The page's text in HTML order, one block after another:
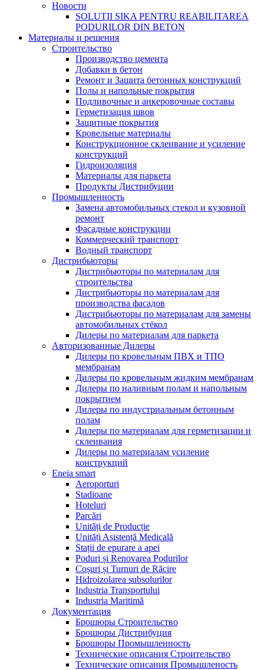
Новости
SOLUTII SIKA PENTRU REABILITAREA
PODURILOR DIN BETON
Материалы и решения
Cтроительство
Производство цемента
Добавки в бетон
Ремонт и Защита бетонных конструкций
Полы и напольные покрытия
Подливочные и анкеровочные составы
Герметизация швов
Защитные покрытия
Кровельные материалы
Конструкционное склеивание и усиление
конструкций
Гидроизоляция
Материалы для паркета
Продукты Дистрибуции
Промышленность
Замена автомобильных стекол и кузовной
ремонт
Фасадные конструкции
Коммерческий транспорт
Водный транспорт
Дистрибьюторы
Дистрибьюторы по материалам для
строительства
Дистрибьюторы по материалам для
производcтва фасадов
Дистрибьюторы по материалам для замены
автомобильных стёкол
Дилеры по материалам для паркета
Aвторизованные Дилеры
Дилеры по кровельным ПВХ и ТПО
мембранам
Дилеры по кровельным жидким мембранам
Дилеры по наливным полам и напольным
покрытием
Дилеры по индустриальным бетонным
полам
Дилеры по материалам для герметизации и
склеивания
Дилеры по материалам усиление
конструкций
Eneia smart
Aeroporturi
Stadioane
Hoteluri
Parcări
Unități de Producție
Unități Asistență Medicală
Stații de epurare a apei
Poduri și Renovarea Podurilor
Coșuri și Turnuri de Răcire
Hidroizolarea subsolurilor
Industria Transportului
Industria Maritimă
Документация
Брошюры Строительство
Брошюры Дистрибуция
Брошюры Промышленность
Технические описания Строительство
Технические описания Промышленость